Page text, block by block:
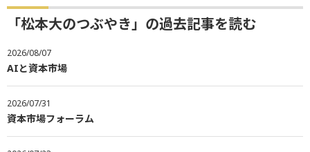
「松本大のつぶやき」の過去記事を読む
2026/08/07
AIと資本市場
2026/07/31
資本市場フォーラム